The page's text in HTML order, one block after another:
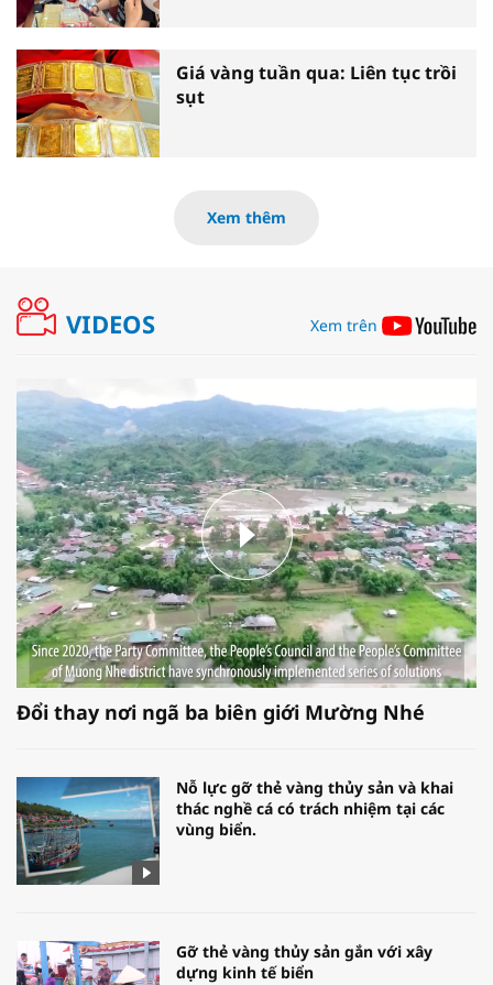
Giá vàng tuần qua: Liên tục trồi
sụt
Xem thêm
VIDEOS Xem trên
Đổi thay nơi ngã ba biên giới Mường Nhé
Nỗ lực gỡ thẻ vàng thủy sản và khai
thác nghề cá có trách nhiệm tại các
vùng biển.
Gỡ thẻ vàng thủy sản gắn với xây
dựng kinh tế biển